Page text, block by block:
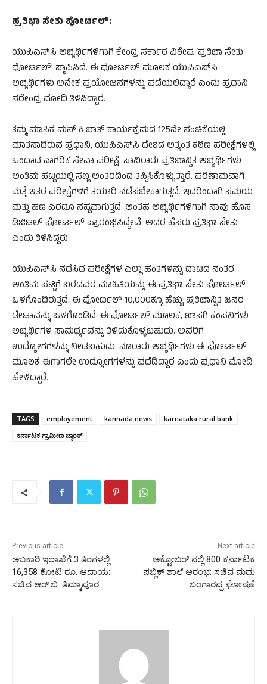
ಪ್ರತಿಭಾ ಸೇತು ಪೋರ್ಟಲ್:
ಯುಪಿಎಸ್‌ಸಿ ಅಭ್ಯರ್ಥಿಗಳಿಗಾಗಿ ಕೇಂದ್ರ ಸರ್ಕಾರ ವಿಶೇಷ ‘ಪ್ರತಿಭಾ ಸೇತು
ಪೋರ್ಟಲ್’ ಸ್ಥಾಪಿಸಿದೆ. ಈ ಪೋರ್ಟಲ್ ಮೂಲಕ ಯುಪಿಎಸ್‌ಸಿ
ಅಭ್ಯರ್ಥಿಗಳು ಅನೇಕ ಪ್ರಯೋಜನಗಳನ್ನು ಪಡೆಯಲಿದ್ದಾರೆ ಎಂದು ಪ್ರಧಾನಿ
ನರೇಂದ್ರ ಮೋದಿ ತಿಳಿಸಿದ್ದಾರೆ.
ತಮ್ಮ ಮಾಸಿಕ ಮನ್ ಕಿ ಬಾತ್ ಕಾರ್ಯಕ್ರಮದ 125ನೇ ಸಂಚಿಕೆಯಲ್ಲಿ
ಮಾತನಾಡಿರುವ ಪ್ರಧಾನಿ, ಯುಪಿಎಸ್‌ಸಿ ದೇಶದ ಅತ್ಯಂತ ಕಠಿಣ ಪರೀಕ್ಷೆಗಳಲ್ಲಿ
ಒಂದಾದ ನಾಗರಿಕ ಸೇವಾ ಪರೀಕ್ಷೆ. ಸಾವಿರಾರು ಪ್ರತಿಭಾನ್ವಿತ ಅಭ್ಯರ್ಥಿಗಳು
ಅಂತಿಮ ಪಟ್ಟಿಯಲ್ಲಿ ಸಣ್ಣ ಅಂತರದಿಂದ ತಪ್ಪಿಸಿಕೊಳ್ಳುತ್ತಾರೆ. ಪರಿಣಾಮವಾಗಿ
ಮತ್ತೆ ಇತರ ಪರೀಕ್ಷೆಗಳಿಗೆ ತಯಾರಿ ನಡೆಸಬೇಕಾಗುತ್ತದೆ. ಇದರಿಂದಾಗಿ ಸಮಯ
ಮತ್ತು ಹಣ ಎರಡೂ ನಷ್ಟವಾಗುತ್ತದೆ. ಅಂತಹ ಅಭ್ಯರ್ಥಿಗಳಿಗಾಗಿ ನಾವು ಹೊಸ
ಡಿಜಿಟಲ್ ಪೋರ್ಟಲ್ ಪ್ರಾರಂಭಿಸಿದ್ದೇವೆ. ಅದರ ಹೆಸರು ಪ್ರತಿಭಾ ಸೇತು
ಎಂದು ತಿಳಿಸಿದ್ದರು.
ಯುಪಿಎಸ್‌ಸಿ ನಡೆಸಿದ ಪರೀಕ್ಷೆಗಳ ಎಲ್ಲಾ ಹಂತಗಳನ್ನು ದಾಟಿದ ನಂತರ
ಅಂತಿಮ ಪಟ್ಟಿಗೆ ಬರದವರ ಮಾಹಿತಿಯನ್ನು ಈ ಪ್ರತಿಭಾ ಸೇತು ಪೋರ್ಟಲ್​
ಒಳಗೊಂಡಿರುತ್ತದೆ. ಈ ಪೋರ್ಟಲ್ 10,000ಕ್ಕೂ ಹೆಚ್ಚು ಪ್ರತಿಭಾನ್ವಿತ ಜನರ
ಡೇಟಾವನ್ನು ಒಳಗೊಂಡಿದೆ. ಈ ಪೋರ್ಟಲ್ ಮೂಲಕ, ಖಾಸಗಿ ಕಂಪನಿಗಳು
ಅಭ್ಯರ್ಥಿಗಳ ಸಾಮರ್ಥ್ಯವನ್ನು ತಿಳಿದುಕೊಳ್ಳಬಹುದು. ಅವರಿಗೆ
ಉದ್ಯೋಗಗಳನ್ನು ನೀಡಬಹುದು. ನೂರಾರು ಅಭ್ಯರ್ಥಿಗಳು ಈ ಪೋರ್ಟಲ್
ಮೂಲಕ ಈಗಾಗಲೇ ಉದ್ಯೋಗಗಳನ್ನು ಪಡೆದಿದ್ದಾರೆ ಎಂದು ಪ್ರಧಾನಿ ಮೋದಿ
ಹೇಳಿದ್ದಾರೆ.
TAGS employement kannada news
karnataka rural bank
ಕರ್ನಾಟಕ ಗ್ರಾಮೀಣ ಬ್ಯಾಂಕ್
Previous article
ಅಬಕಾರಿ ಇಲಾಖೆಗೆ 3 ತಿಂಗಳಲ್ಲಿ
16,358 ಕೋಟಿ ರೂ. ಆದಾಯ:
ಸಚಿವ ಆರ್.ಬಿ. ತಿಮ್ಮಾಪೂರ
Next article
ಅಕ್ಟೋಬರ್ ನಲ್ಲಿ 800 ಕರ್ನಾಟಕ
ಪಬ್ಲಿಕ್ ಶಾಲೆ ಆರಂಭ: ಸಚಿವ ಮಧು
ಬಂಗಾರಪ್ಪ ಘೋಷಣೆ